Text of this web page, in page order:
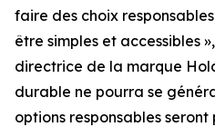
faire des choix
être simples et accessibles
directrice de la marque
durable ne pourra se
options responsables